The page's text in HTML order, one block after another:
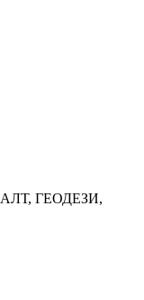
ГЕОДЕЗИ,